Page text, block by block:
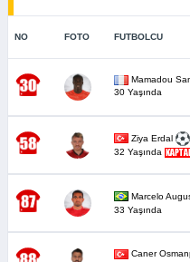
NO FOTO FUTBOLCU
Mamadou
30 Yaşında
Ziya Erdal
32 Yaşında
Marcelo
33 Yaşında
Caner